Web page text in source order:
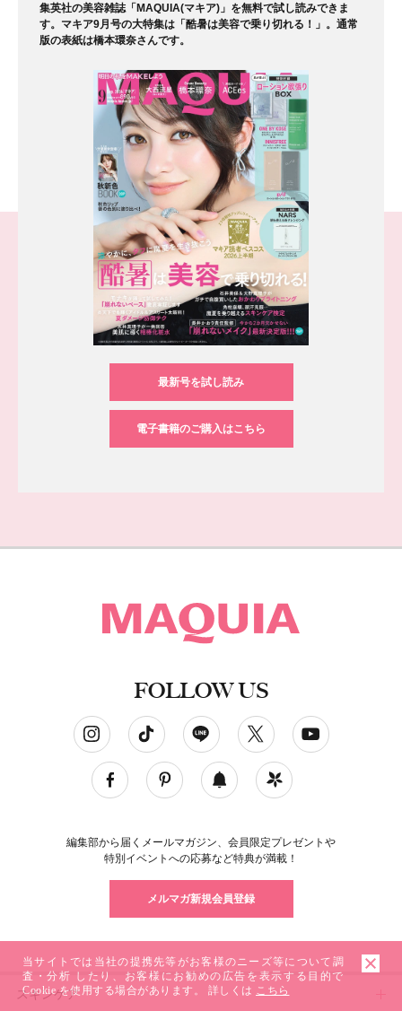
集英社の美容雑誌「MAQUIA(マキア)」を無料で試し読みできま
す。マキア9月号の大特集は「酷暑は美容で乗り切れる！」。通常
版の表紙は橋本環奈さんです。
最新号を試し読み
電子書籍のご購入はこちら
FOLLOW US
編集部から届くメールマガジン、会員限定プレゼントや
特別イベントへの応募など特典が満載！
メルマガ新規会員登録
スキンケア
当サイトでは当社の提携先等がお客様のニーズ等について調
査・分析 したり、お客様にお勧めの広告を表示する目的で
Cookie を使用する場合があります。 詳しくは こちら